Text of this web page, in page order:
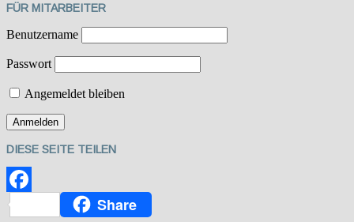
FÜR MITARBEITER
Benutzername
Passwort
Angemeldet bleiben
DIESE SEITE TEILEN
FacebookShare